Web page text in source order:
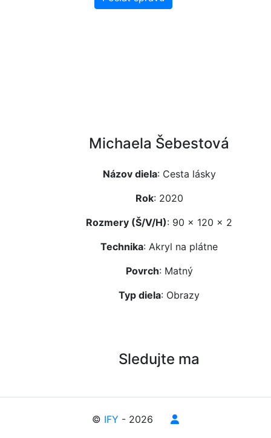
Michaela Šebestová
Názov diela: Cesta lásky
Rok: 2020
Rozmery (Š/V/H): 90 x 120 x 2
Technika: Akryl na plátne
Povrch: Matný
Typ diela: Obrazy
Sledujte ma
© IFY - 2026